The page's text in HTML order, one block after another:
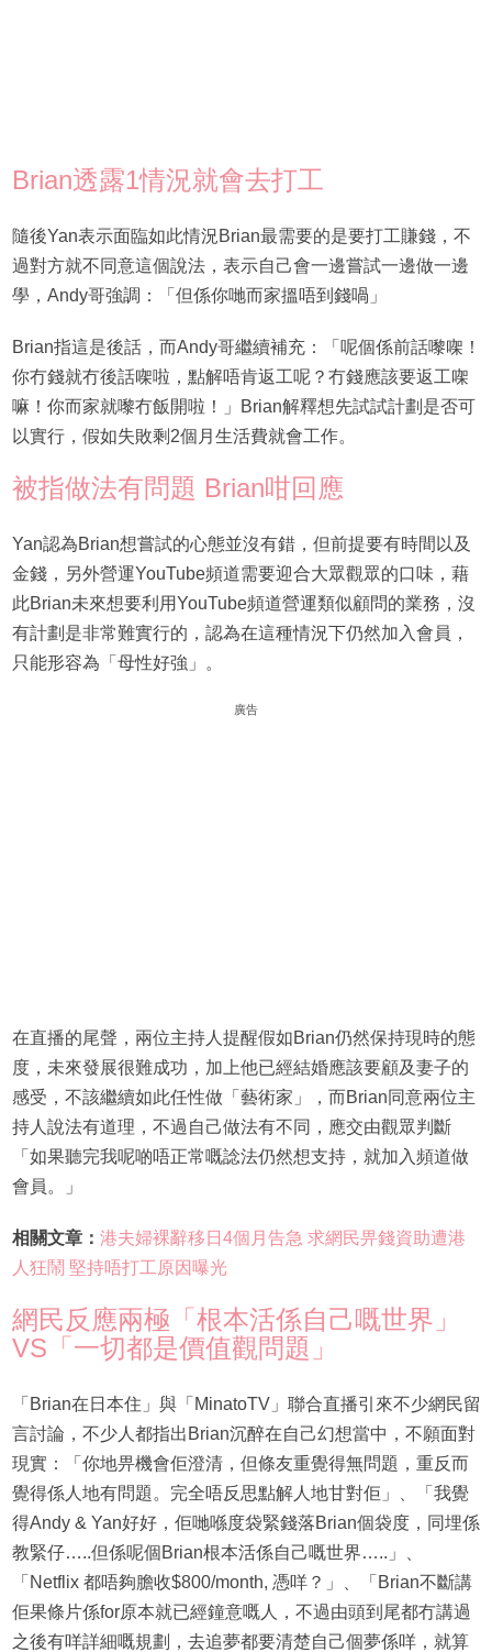
Brian透露1情況就會去打工
隨後Yan表示面臨如此情況Brian最需要的是要打工賺錢，不
過對方就不同意這個說法，表示自己會一邊嘗試一邊做一邊
學，Andy哥強調：「但係你哋而家搵唔到錢喎」
Brian指這是後話，而Andy哥繼續補充：「呢個係前話嚟㗎！
你冇錢就冇後話㗎啦，點解唔肯返工呢？冇錢應該要返工㗎
嘛！你而家就嚟冇飯開啦！」Brian解釋想先試試計劃是否可
以實行，假如失敗剩2個月生活費就會工作。
被指做法有問題 Brian咁回應
Yan認為Brian想嘗試的心態並沒有錯，但前提要有時間以及
金錢，另外營運YouTube頻道需要迎合大眾觀眾的口味，藉
此Brian未來想要利用YouTube頻道營運類似顧問的業務，沒
有計劃是非常難實行的，認為在這種情況下仍然加入會員，
只能形容為「母性好強」。
廣告
在直播的尾聲，兩位主持人提醒假如Brian仍然保持現時的態
度，未來發展很難成功，加上他已經結婚應該要顧及妻子的
感受，不該繼續如此任性做「藝術家」，而Brian同意兩位主
持人說法有道理，不過自己做法有不同，應交由觀眾判斷
「如果聽完我呢啲唔正常嘅諗法仍然想支持，就加入頻道做
會員。」
相關文章： 港夫婦裸辭移日4個月告急 求網民畀錢資助遭港
人狂鬧 堅持唔打工原因曝光
網民反應兩極「根本活係自己嘅世界」
VS「一切都是價值觀問題」
「Brian在日本住」與「MinatoTV」聯合直播引來不少網民留
言討論，不少人都指出Brian沉醉在自己幻想當中，不願面對
現實：「你地畀機會佢澄清，但條友重覺得無問題，重反而
覺得係人地有問題。完全唔反思點解人地甘對佢」、「我覺
得Andy & Yan好好，佢哋喺度袋緊錢落Brian個袋度，同埋係
教緊仔…..但係呢個Brian根本活係自己嘅世界…..」、
「Netflix 都唔夠膽收$800/month, 憑咩？」、「Brian不斷講
佢果條片係for原本就已經鐘意嘅人，不過由頭到尾都冇講過
之後有咩詳細嘅規劃，去追夢都要清楚自己個夢係咩，就算